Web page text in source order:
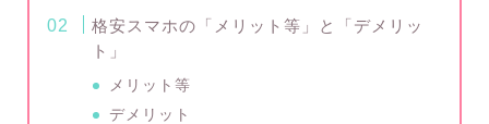
格安スマホの「メリット等」と「デメリッ
ト」
メリット等
デメリット